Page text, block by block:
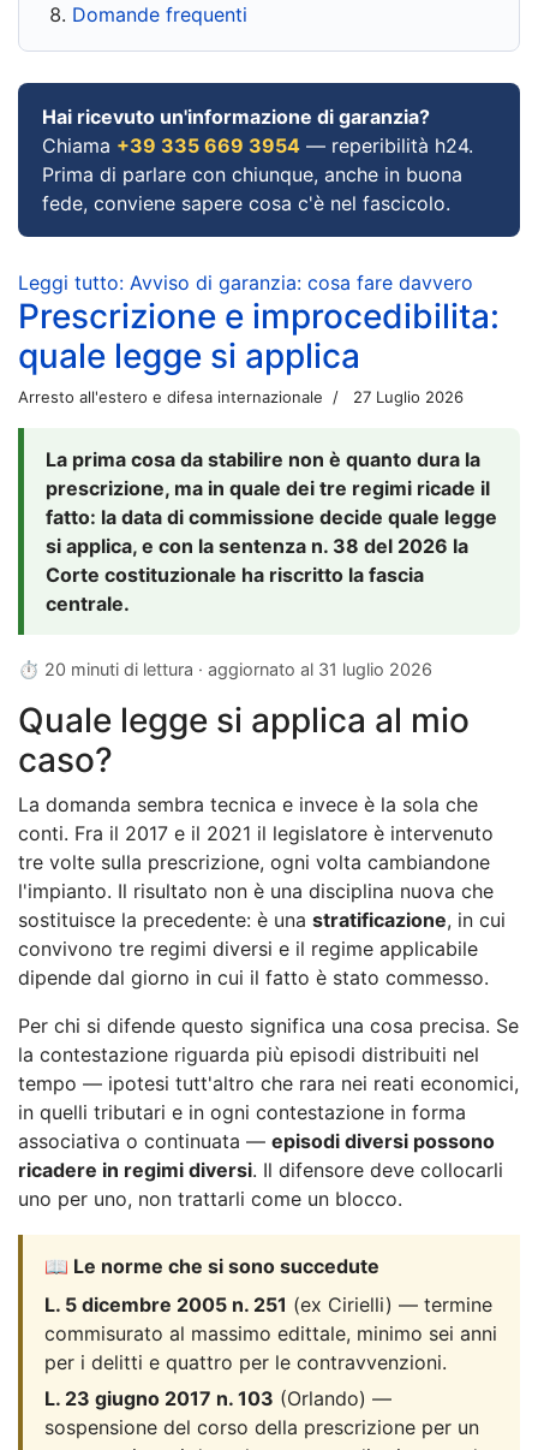
Domande frequenti
Hai ricevuto un'informazione di garanzia?
Chiama +39 335 669 3954 — reperibilità h24.
Prima di parlare con chiunque, anche in buona
fede, conviene sapere cosa c'è nel fascicolo.
Leggi tutto: Avviso di garanzia: cosa fare davvero
Prescrizione e improcedibilita:
quale legge si applica
Arresto all'estero e difesa internazionale 27 Luglio 2026
La prima cosa da stabilire non è quanto dura la
prescrizione, ma in quale dei tre regimi ricade il
fatto: la data di commissione decide quale legge
si applica, e con la sentenza n. 38 del 2026 la
Corte costituzionale ha riscritto la fascia
centrale.
⏱ 20 minuti di lettura · aggiornato al 31 luglio 2026
Quale legge si applica al mio
caso?
La domanda sembra tecnica e invece è la sola che
conti. Fra il 2017 e il 2021 il legislatore è intervenuto
tre volte sulla prescrizione, ogni volta cambiandone
l'impianto. Il risultato non è una disciplina nuova che
sostituisce la precedente: è una stratificazione, in cui
convivono tre regimi diversi e il regime applicabile
dipende dal giorno in cui il fatto è stato commesso.
Per chi si difende questo significa una cosa precisa. Se
la contestazione riguarda più episodi distribuiti nel
tempo — ipotesi tutt'altro che rara nei reati economici,
in quelli tributari e in ogni contestazione in forma
associativa o continuata — episodi diversi possono
ricadere in regimi diversi. Il difensore deve collocarli
uno per uno, non trattarli come un blocco.
📖 Le norme che si sono succedute
L. 5 dicembre 2005 n. 251 (ex Cirielli) — termine
commisurato al massimo edittale, minimo sei anni
per i delitti e quattro per le contravvenzioni.
L. 23 giugno 2017 n. 103 (Orlando) —
sospensione del corso della prescrizione per un